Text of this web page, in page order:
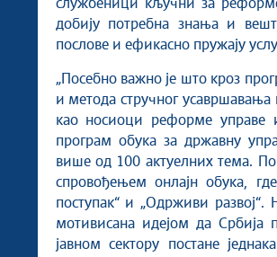
службеници кључни за
добију потребна знања и
послове и ефикасно пружају
„Посебно важно је што кроз
и метода стручног
као носиоци реформе управе
програм обука за државну
више од 100 актуелних тема.
спровођењем онлајн обука,
поступак“ и „Одрживи развој“.
мотивисана идејом да Србија
јавном сектору постане